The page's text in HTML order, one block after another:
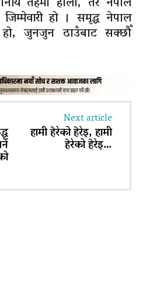
हो । समृद्ध नेपाल
हो, जुनजुन ठाउँबाट सक्छौँ
Next article
हामी हेरेको हेरेइ, हामी
हेरेको हेरेइ…